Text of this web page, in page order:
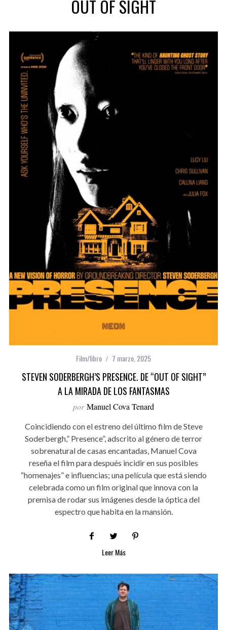
OUT OF SIGHT
Film/libro 7 marzo, 2025
STEVEN SODERBERGH’S PRESENCE. DE “OUT OF SIGHT”
A LA MIRADA DE LOS FANTASMAS
por Manuel Cova Tenard
Coincidiendo con el estreno del último film de Steve
Soderbergh,” Presence”, adscrito al género de terror
sobrenatural de casas encantadas, Manuel Cova
reseña el film para después incidir en sus posibles
“homenajes” e influencias; una película que está siendo
celebrada como un film original que innova con la
premisa de rodar sus imágenes desde la óptica del
espectro que habita en la mansión.
Leer Más